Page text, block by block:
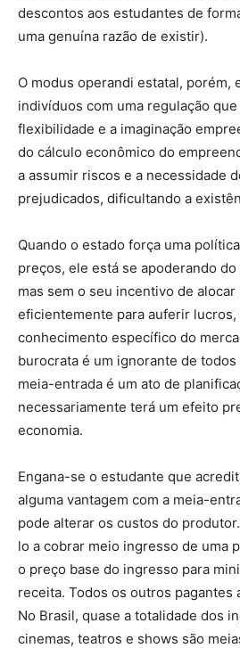
descontos aos estudantes de
uma genuína razão de existir).
O modus operandi estatal, porém,
indivíduos com uma regulação
flexibilidade e a imaginação
do cálculo econômico do
a assumir riscos e a necessidade
prejudicados, dificultando a
Quando o estado força uma
preços, ele está se apoderando
mas sem o seu incentivo de
eficientemente para auferir lucros,
conhecimento específico do
burocrata é um ignorante de
meia-entrada é um ato de
necessariamente terá um efeito
economia.
Engana-se o estudante que
alguma vantagem com a meia-
pode alterar os custos do
lo a cobrar meio ingresso de uma
o preço base do ingresso para
receita. Todos os outros pagantes
No Brasil, quase a totalidade dos
cinemas, teatros e shows são